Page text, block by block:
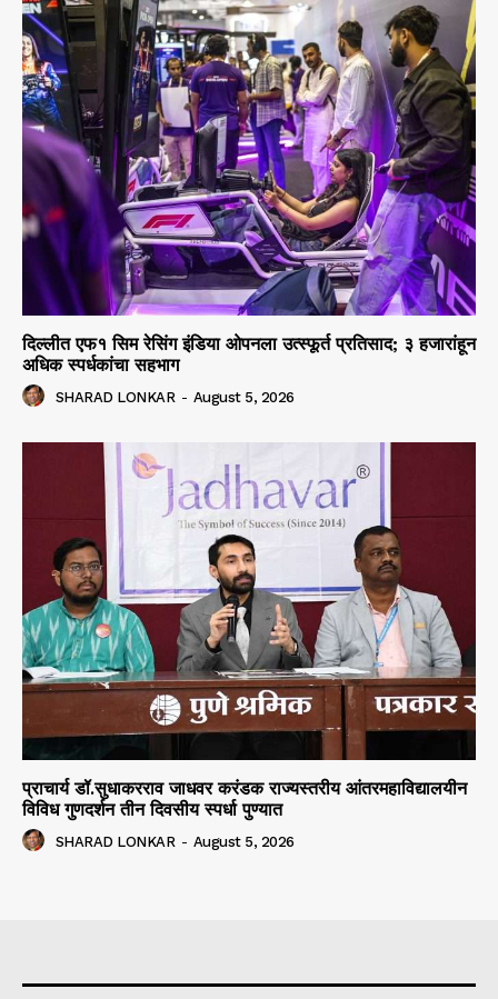
दिल्लीत एफ१ सिम रेसिंग इंडिया ओपनला उत्स्फूर्त प्रतिसाद; ३ हजारांहून
अधिक स्पर्धकांचा सहभाग
SHARAD LONKAR - August 5, 2026
प्राचार्य डॉ.सुधाकरराव जाधवर करंडक राज्यस्तरीय आंतरमहाविद्यालयीन
विविध गुणदर्शन तीन दिवसीय स्पर्धा पुण्यात
SHARAD LONKAR - August 5, 2026